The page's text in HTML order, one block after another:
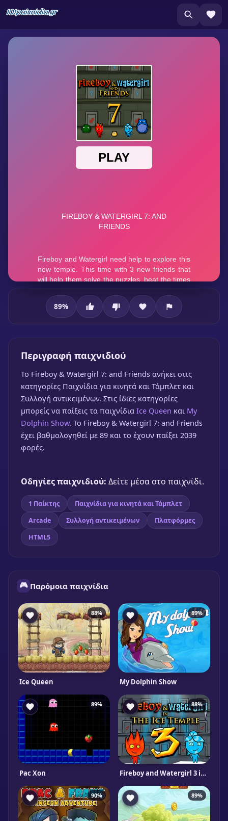
Fireboy & Watergirl 7: and
Παίξε δωρεάν
89%
Περιγραφή παιχνιδιού
To Fireboy & Watergirl 7: and Friends ανήκει στις
κατηγορίες Παιχνίδια για κινητά και Τάμπλετ και
Συλλογή αντικειμένων. Στις ίδιες κατηγορίες
μπορείς να παίξεις τα παιχνίδια Ice Queen και My
Dolphin Show. Το Fireboy & Watergirl 7: and Friends
έχει βαθμολογηθεί με 89 και το έχουν παίξει 2039
φορές.
Οδηγίες παιχνιδιού: Δείτε μέσα στο παιχνίδι.
1 Παίκτης
Παιχνίδια για κινητά και Τάμπλετ
Arcade
Συλλογή αντικειμένων
Πλατφόρμες
HTML5
🎮 Παρόμοια παιχνίδια
88%
Ice Queen
89%
My Dolphin Show
89%
Pac Xon
88%
Fireboy and Watergirl 3 in The Ice Temple
90% 89%